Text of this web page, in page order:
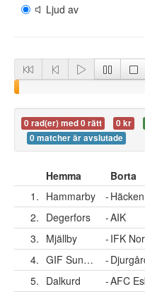
Om TipsXtra.se
Ljud av
0 rad(er) med 0 rätt 0 kr
0 matcher är avslutade
Hemma Borta
1. Hammarby -Häcken
2. Degerfors -AIK
3. Mjällby -
4.
GIF Sundsvall -
5. Dalkurd -